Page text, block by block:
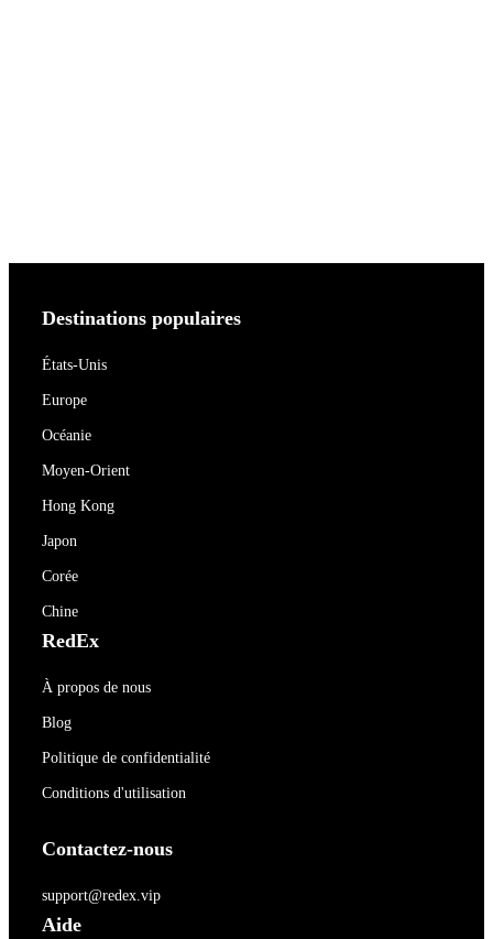
Destinations populaires
États-Unis
Europe
Océanie
Moyen-Orient
Hong Kong
Japon
Corée
Chine
RedEx
À propos de nous
Blog
Politique de confidentialité
Conditions d'utilisation
Contactez-nous
support@redex.vip
Aide